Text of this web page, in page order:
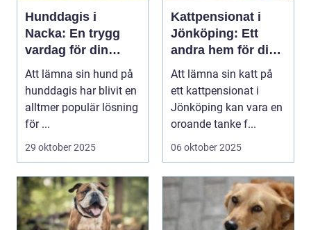
Hunddagis i
Nacka: En trygg
vardag för din
fyrbenta vän
Att lämna sin hund på
hunddagis har blivit en
alltmer populär lösning
för ...
29 oktober 2025
Kattpensionat i
Jönköping: Ett
andra hem för din
katt
Att lämna sin katt på
ett kattpensionat i
Jönköping kan vara en
oroande tanke f...
06 oktober 2025